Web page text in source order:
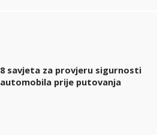
8 savjeta za provjeru sigurnosti
automobila prije putovanja